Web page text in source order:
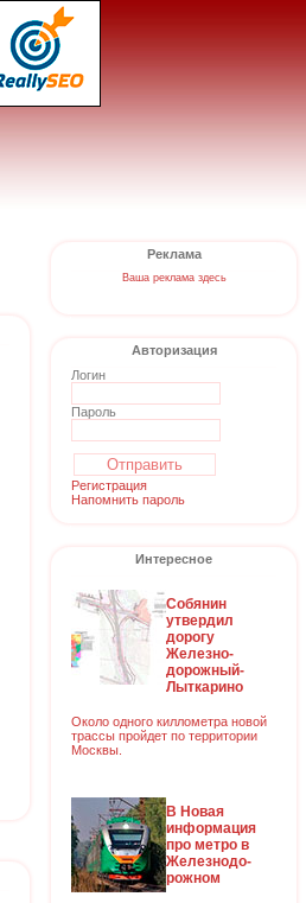
Реклама
Ваша реклама здесь
Авторизация
Логин
Пароль
Регистрация
Напомнить пароль
Интересное
Собянин
утвердил
дорогу
Железно-
дорожный-
Лыткарино
Около одного киллометра новой
трассы пройдет по территории
Москвы.
В Новая
информация
про метро в
Железнодо-
рожном